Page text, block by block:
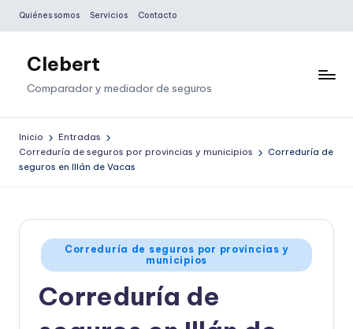
Saltar
contenido
Quiénes somos Servicios Contacto
Clebert
Comparador y mediador de seguros
Inicio
Entradas
Correduría de seguros por provincias y municipios
Correduría de
seguros en Illán de Vacas
Publicado
en
Correduría de seguros por provincias y
municipios
Correduría de